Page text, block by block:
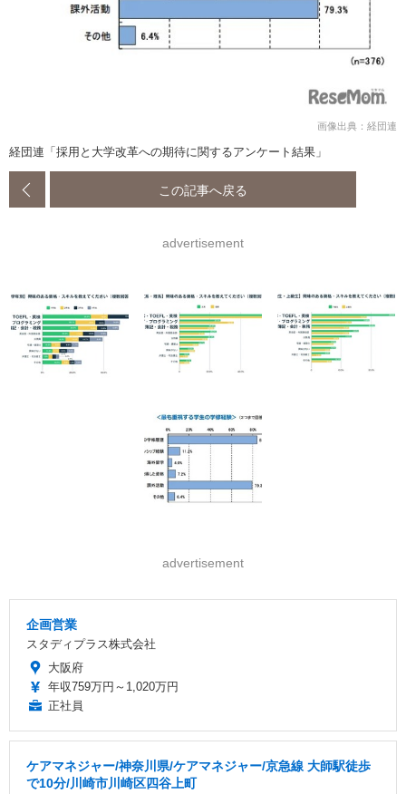
画像出典：経団連
経団連「採用と大学改革への期待に関するアンケート結果」
この記事へ戻る
advertisement
advertisement
企画営業
スタディプラス株式会社
大阪府
年収759万円～1,020万円
正社員
ケアマネジャー/神奈川県/ケアマネジャー/京急線 大師駅徒歩
で10分/川崎市川崎区四谷上町